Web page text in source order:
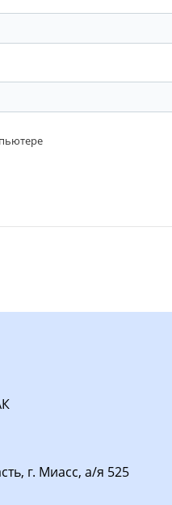
г. Миасс, а/я 525